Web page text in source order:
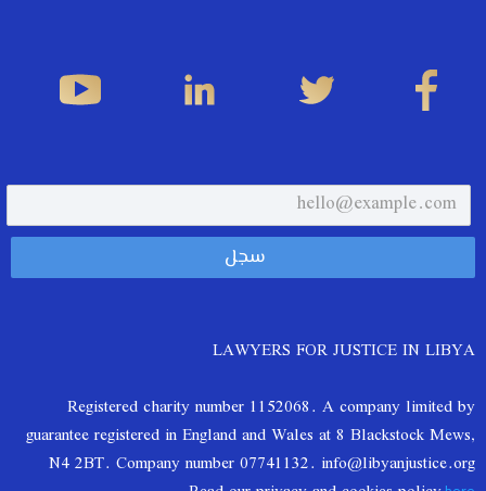
LAWYERS FOR JUSTICE IN LIBYA
Registered charity number 1152068. A company limited by
guarantee registered in England and Wales at 8 Blackstock Mews,
N4 2BT. Company number 07741132. info@libyanjustice.org